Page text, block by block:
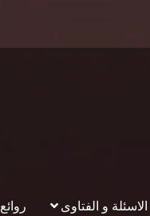
الاسئلة و الفتاوى روائع